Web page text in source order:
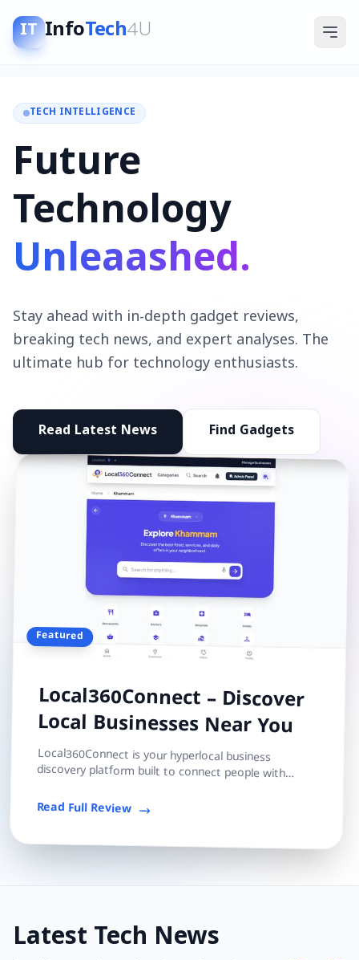
IT InfoTech4U
TECH INTELLIGENCE
Future
Technology
Unleaashed.
Stay ahead with in-depth gadget reviews,
breaking tech news, and expert analyses. The
ultimate hub for technology enthusiasts.
Read Latest News Find Gadgets
Featured
Local360Connect – Discover
Local Businesses Near You
Local360Connect is your hyperlocal business
discovery platform built to connect people with
Read Full Review
Latest Tech News